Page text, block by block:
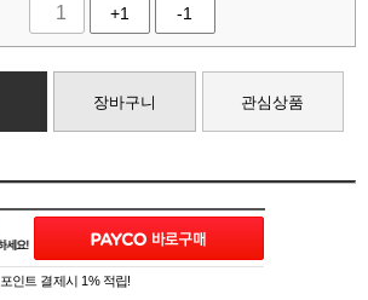
+1 -1
장바구니 관심상품
포인트 결제시 1% 적립!